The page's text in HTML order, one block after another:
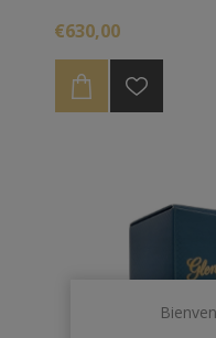
américain et du sherry
€630,00